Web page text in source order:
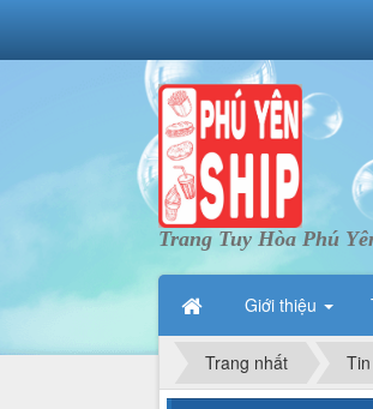
Trang Tuy Hòa Phú
Giới thiệu
Trang nhất